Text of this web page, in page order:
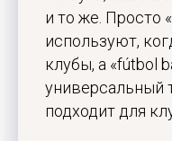
и то же. Просто
используют,
клубы, а «fútbol
универсальный
подходит для